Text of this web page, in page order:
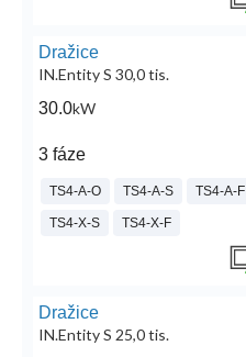
Dražice
IN.Entity S 30,0 tis.
30.0kW
3 fáze
TS4-A-O TS4-A-S TS4-A-F
TS4-X-S TS4-X-F
Dražice
IN.Entity S 25,0 tis.